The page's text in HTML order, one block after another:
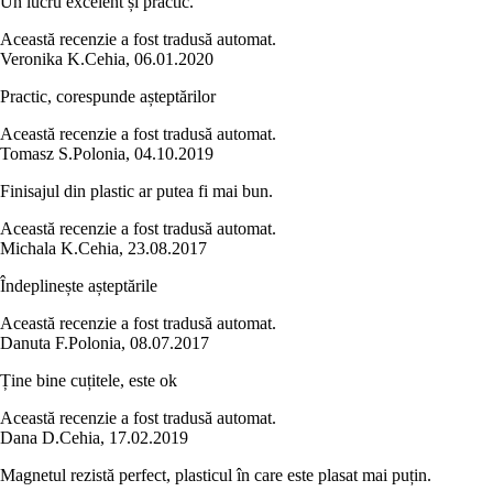
Această recenzie a fost tradusă automat.
Veronika K.Cehia, 06.01.2020
Practic, corespunde așteptărilor
Această recenzie a fost tradusă automat.
Tomasz S.Polonia, 04.10.2019
Finisajul din plastic ar putea fi mai bun.
Această recenzie a fost tradusă automat.
Michala K.Cehia, 23.08.2017
Îndeplinește așteptările
Această recenzie a fost tradusă automat.
Danuta F.Polonia, 08.07.2017
Ține bine cuțitele, este ok
Această recenzie a fost tradusă automat.
Dana D.Cehia, 17.02.2019
Magnetul rezistă perfect, plasticul în care este plasat mai puțin.